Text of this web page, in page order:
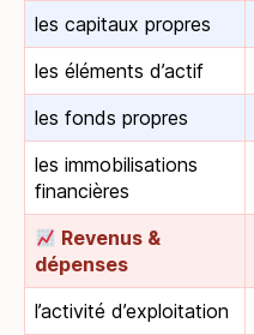
les capitaux propres
les éléments d’actif
les fonds propres
les immobilisations
financières
Revenus &
dépenses
l’activité d’exploitation